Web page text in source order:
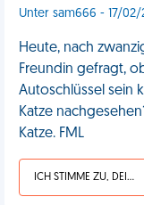
Unter sam666 - 17/02/
Heute, nach
Freundin gefragt,
Autoschlüssel sein
Katze
Katze. FML
ICH STIMME ZU, DEIN LEBEN IST SCHEISSE